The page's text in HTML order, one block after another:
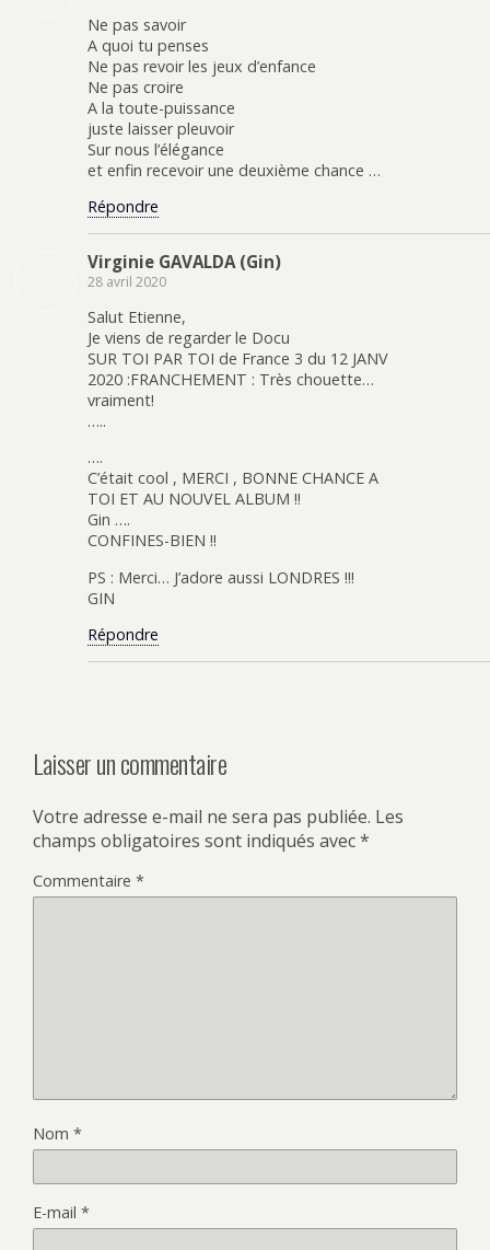
Ne pas savoir
A quoi tu penses
Ne pas revoir les jeux d’enfance
Ne pas croire
A la toute-puissance
juste laisser pleuvoir
Sur nous l’élégance
et enfin recevoir une deuxième chance …
Répondre
Virginie GAVALDA (Gin)
28 avril 2020
Salut Etienne,
Je viens de regarder le Docu
SUR TOI PAR TOI de France 3 du 12 JANV
2020 :FRANCHEMENT : Très chouette…
vraiment!
…..
….
C’était cool , MERCI , BONNE CHANCE A
TOI ET AU NOUVEL ALBUM !!
Gin ….
CONFINES-BIEN !!
PS : Merci… J’adore aussi LONDRES !!!
GIN
Répondre
Laisser un commentaire
Votre adresse e-mail ne sera pas publiée. Les
champs obligatoires sont indiqués avec*
Commentaire *
Nom *
E-mail *